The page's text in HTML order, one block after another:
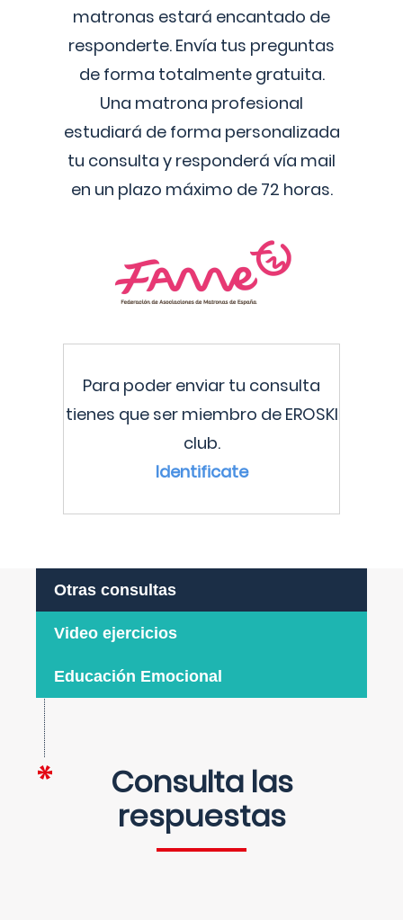
matronas estará encantado de
responderte. Envía tus preguntas
de forma totalmente gratuita.
Una matrona profesional
estudiará de forma personalizada
tu consulta y responderá vía mail
en un plazo máximo de 72 horas.
Para poder enviar tu consulta
tienes que ser miembro de EROSKI
club.
Identificate
Otras consultas
Video ejercicios
Educación Emocional
Consulta las
respuestas